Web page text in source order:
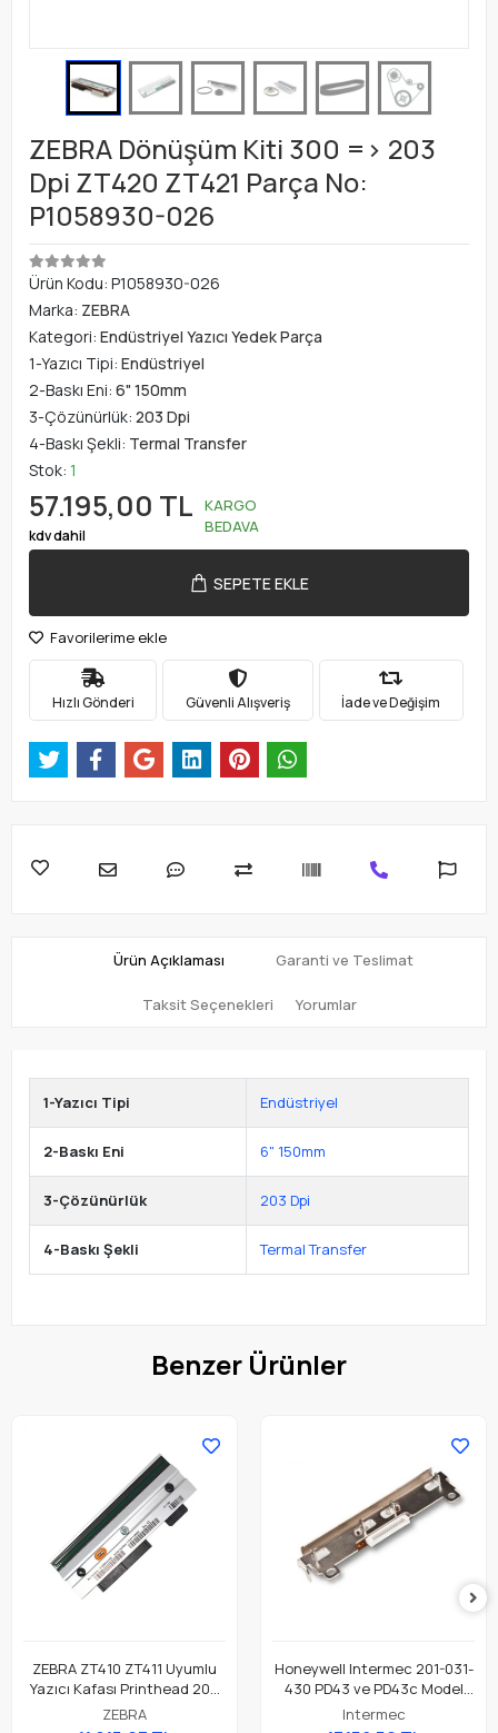
ZEBRA Dönüşüm Kiti 300 => 203
Dpi ZT420 ZT421 Parça No:
P1058930-026
Ürün Kodu: P1058930-026
Marka: ZEBRA
Kategori: Endüstriyel Yazıcı Yedek Parça
1-Yazıcı Tipi: Endüstriyel
2-Baskı Eni: 6" 150mm
3-Çözünürlük: 203 Dpi
4-Baskı Şekli: Termal Transfer
Stok: 1
57.195,00 TL
kdv dahil
KARGO
BEDAVA
SEPETE EKLE
Favorilerime ekle
Hızlı Gönderi Güvenli Alışveriş İade ve Değişim
Ürün Açıklaması Garanti ve Teslimat
Taksit Seçenekleri Yorumlar
1-Yazıcı Tipi Endüstriyel
2-Baskı Eni 6" 150mm
3-Çözünürlük 203 Dpi
4-Baskı Şekli Termal Transfer
Benzer Ürünler
ZEBRA ZT410 ZT411 Uyumlu
Yazıcı Kafası Printhead 203
Dpi Parça No: P1058930-009
ZEBRA
Honeywell Intermec 201-031-
430 PD43 ve PD43c Model
Barkod Etiket Yazıcı 203 Dpi
Termal Baskı Kafası
Intermec